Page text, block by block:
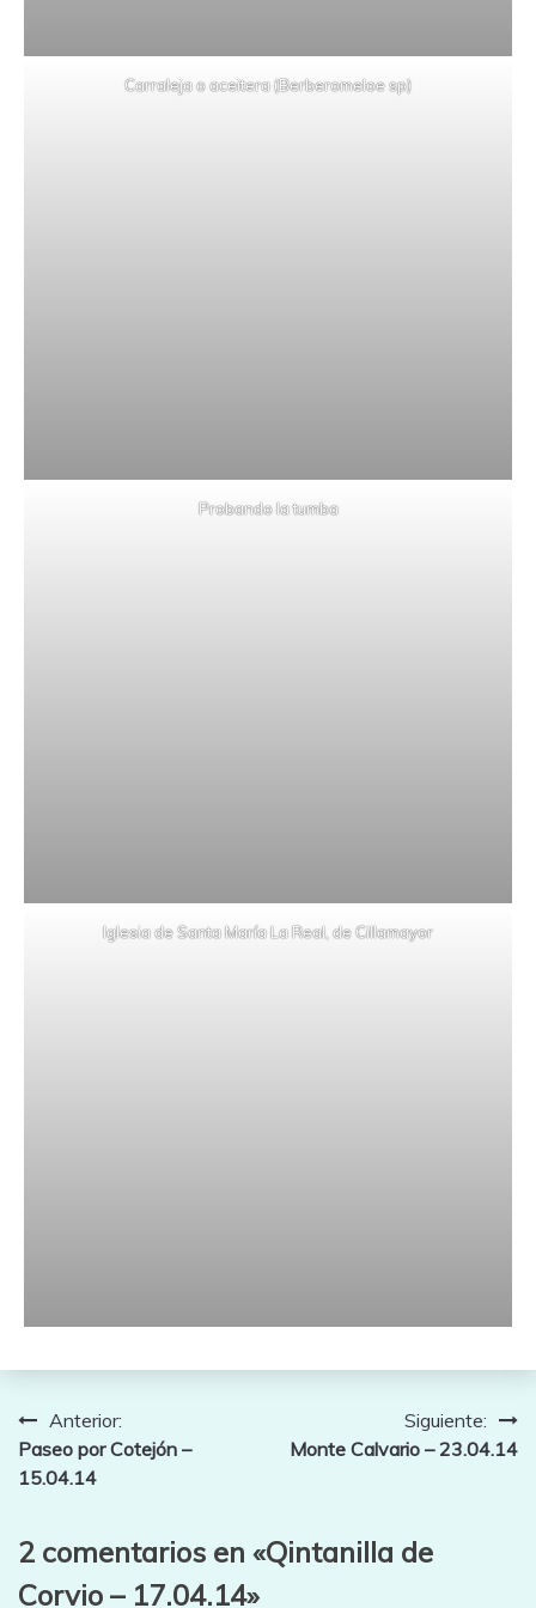
Carraleja o aceitera (Berberomeloe sp)
Probando la tumba
Iglesia de Santa María La Real, de Cillamayor
Navegación
de
Anterior:
Paseo por Cotejón –
15.04.14
Siguiente:
Monte Calvario – 23.04.14
2 comentarios en «Qintanilla de
Corvio – 17.04.14»